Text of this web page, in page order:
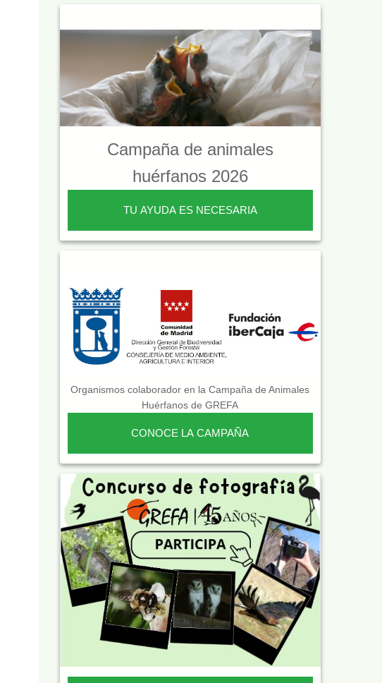
Campaña de animales
huérfanos 2026
TU AYUDA ES NECESARIA
Organismos colaborador en la Campaña de Animales
Huérfanos de GREFA
CONOCE LA CAMPAÑA